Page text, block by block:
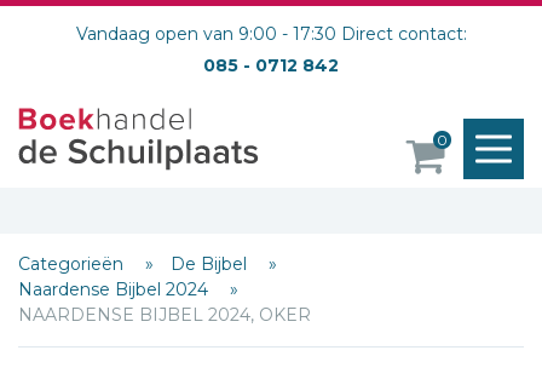
Vandaag open van 9:00 - 17:30 Direct contact:
085 - 0712 842
0
Categorieën
De Bijbel
Naardense Bijbel 2024
NAARDENSE BIJBEL 2024, OKER